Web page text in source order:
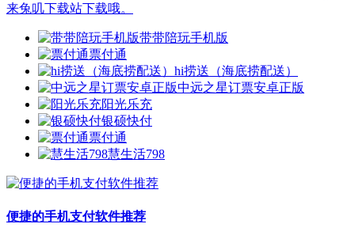
来兔叽下载站下载哦。
带带陪玩手机版
票付通
hi捞送（海底捞配送）
中远之星订票安卓正版
阳光乐充
银硕快付
票付通
慧生活798
便捷的手机支付软件推荐